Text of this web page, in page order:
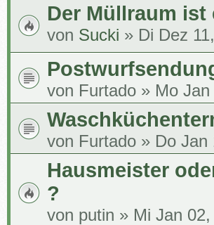
Der Müllraum ist
von Sucki » Di Dez
von Furtado » Mo
von Furtado » Do Jan
Hausmeister
?
von putin » Mi Jan